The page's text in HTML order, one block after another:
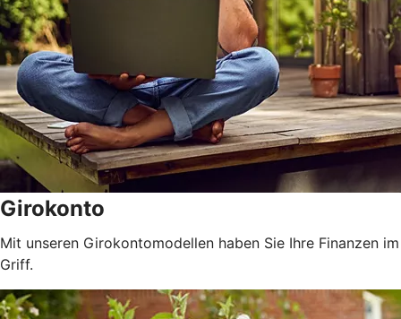
Girokonto
Mit unseren Girokontomodellen haben Sie Ihre Finanzen im
Griff.